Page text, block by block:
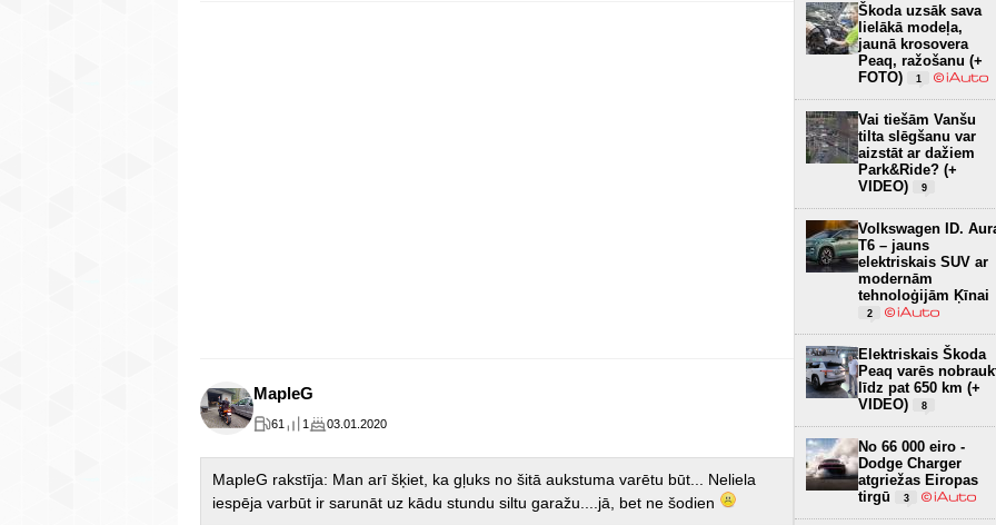
MapleG
61 1 03.01.2020
MapleG rakstīja: Man arī šķiet, ka gļuks no šitā aukstuma varētu būt... Neliela
iespēja varbūt ir sarunāt uz kādu stundu siltu garažu....jā, bet ne šodien
Škoda uzsāk sava
lielākā modeļa,
jaunā krosovera
Peaq, ražošanu (+
FOTO)
1
Vai tiešām Vanšu
tilta slēgšanu var
aizstāt ar dažiem
Park&Ride? (+
VIDEO)
9
Volkswagen ID.
T6 – jauns
elektriskais SUV ar
modernām
tehnoloģijām Ķīnai
2
Elektriskais Škoda
Peaq varēs
līdz pat 650 km (+
VIDEO)
8
No 66 000 eiro -
Dodge Charger
atgriežas Eiropas
tirgū
3